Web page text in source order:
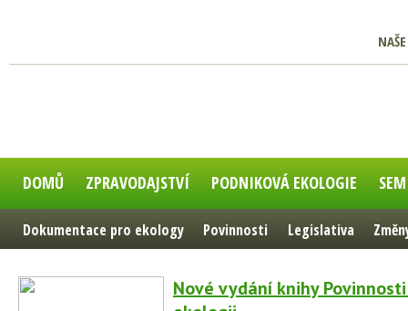
DOMŮ ZPRAVODAJSTVÍ PODNIKOVÁ EKOLOGIE
Dokumentace pro ekology Povinnosti Legislativa
Nové vydání knihy